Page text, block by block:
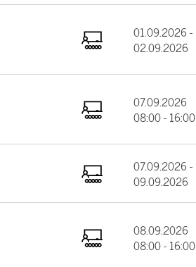
01.09.2026 -
02.09.2026
07.09.2026
08:00 - 16:00
07.09.2026 -
09.09.2026
08.09.2026
08:00 - 16:00